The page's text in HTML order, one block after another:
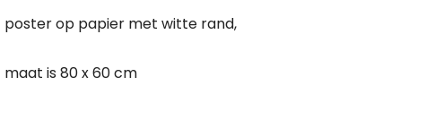
poster op papier met witte rand,
maat is 80 x 60 cm